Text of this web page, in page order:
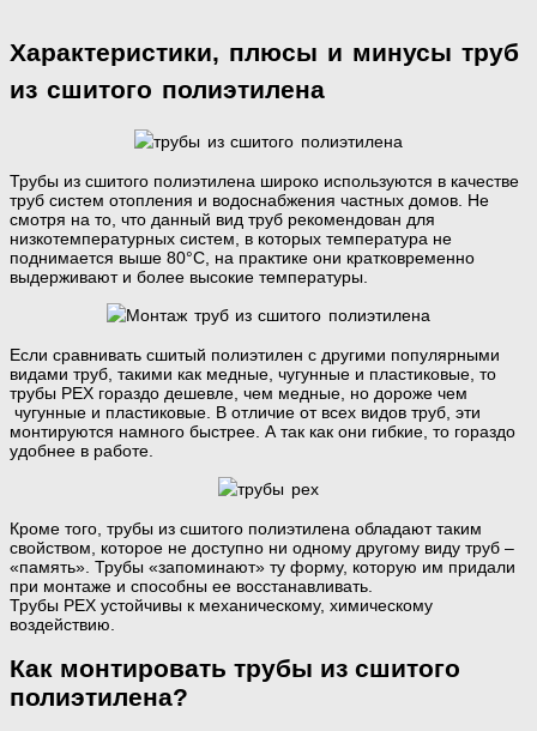
Характеристики, плюсы и минусы труб
из сшитого полиэтилена
Трубы из сшитого полиэтилена широко используются в качестве
труб систем отопления и водоснабжения частных домов. Не
смотря на то, что данный вид труб рекомендован для
низкотемпературных систем, в которых температура не
поднимается выше 80°С, на практике они кратковременно
выдерживают и более высокие температуры.
Если сравнивать сшитый полиэтилен с другими популярными
видами труб, такими как медные, чугунные и пластиковые, то
трубы РЕХ гораздо дешевле, чем медные, но дороже чем
чугунные и пластиковые. В отличие от всех видов труб, эти
монтируются намного быстрее. А так как они гибкие, то гораздо
удобнее в работе.
Кроме того, трубы из сшитого полиэтилена обладают таким
свойством, которое не доступно ни одному другому виду труб –
«память». Трубы «запоминают» ту форму, которую им придали
при монтаже и способны ее восстанавливать.
Трубы РЕХ устойчивы к механическому, химическому
воздействию.
Как монтировать трубы из сшитого
полиэтилена?